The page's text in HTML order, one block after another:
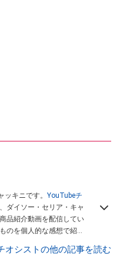
キニです。 YouTubeチ
ダイソー・セリア・キャ
品紹介動画を配信してい
のを個人的な感想で紹介
オシストの他の記事を読む